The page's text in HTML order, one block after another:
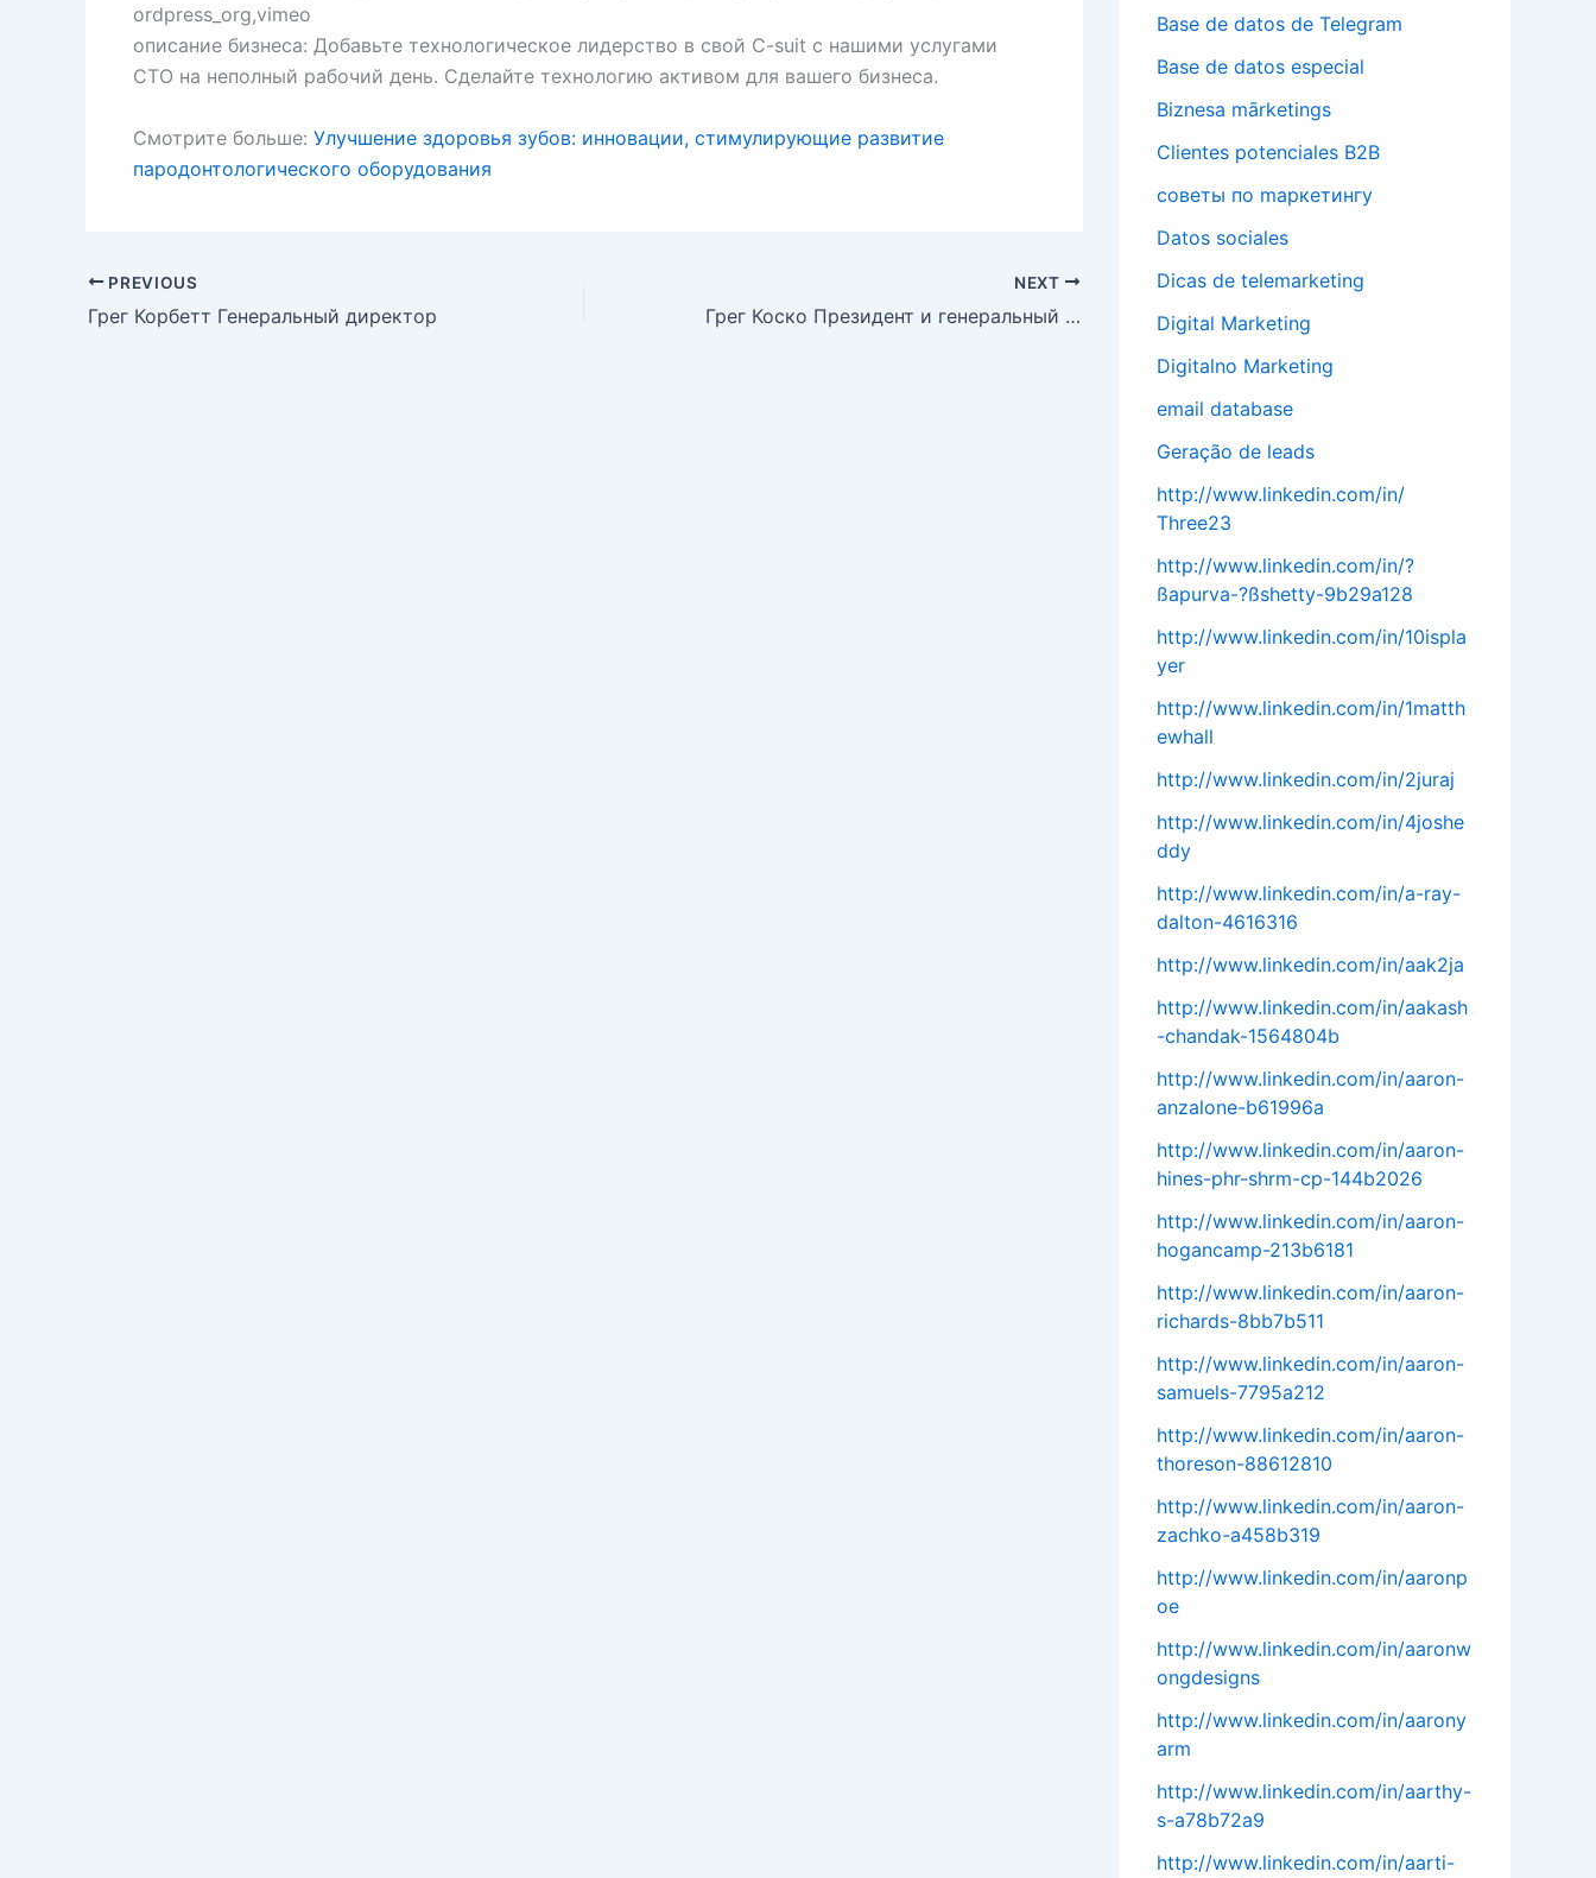
ordpress_org,vimeo
описание бизнеса: Добавьте технологическое лидерство в свой C-suit с нашими услугами
CTO на неполный рабочий день. Сделайте технологию активом для вашего бизнеса.
Смотрите больше: Улучшение здоровья зубов: инновации, стимулирующие развитие
пародонтологического оборудования
PREVIOUS
Грег Корбетт Генеральный директор
NEXT
Грег Коско Президент и генеральный директор
Base de datos de Telegram
Base de datos especial
Biznesa mārketings
Clientes potenciales B2B
cоветы по mаркетингу
Datos sociales
Dicas de telemarketing
Digital Marketing
Digitalno Marketing
email database
Geração de leads
http://www.linkedin.com/in/
Three23
http://www.linkedin.com/in/?
ßapurva-?ßshetty-9b29a128
http://www.linkedin.com/in/10ispla
yer
http://www.linkedin.com/in/1matth
ewhall
http://www.linkedin.com/in/2juraj
http://www.linkedin.com/in/4joshe
ddy
http://www.linkedin.com/in/a-ray-
dalton-4616316
http://www.linkedin.com/in/aak2ja
http://www.linkedin.com/in/aakash
-chandak-1564804b
http://www.linkedin.com/in/aaron-
anzalone-b61996a
http://www.linkedin.com/in/aaron-
hines-phr-shrm-cp-144b2026
http://www.linkedin.com/in/aaron-
hogancamp-213b6181
http://www.linkedin.com/in/aaron-
richards-8bb7b511
http://www.linkedin.com/in/aaron-
samuels-7795a212
http://www.linkedin.com/in/aaron-
thoreson-88612810
http://www.linkedin.com/in/aaron-
zachko-a458b319
http://www.linkedin.com/in/aaronp
oe
http://www.linkedin.com/in/aaronw
ongdesigns
http://www.linkedin.com/in/aarony
arm
http://www.linkedin.com/in/aarthy-
s-a78b72a9
http://www.linkedin.com/in/aarti-